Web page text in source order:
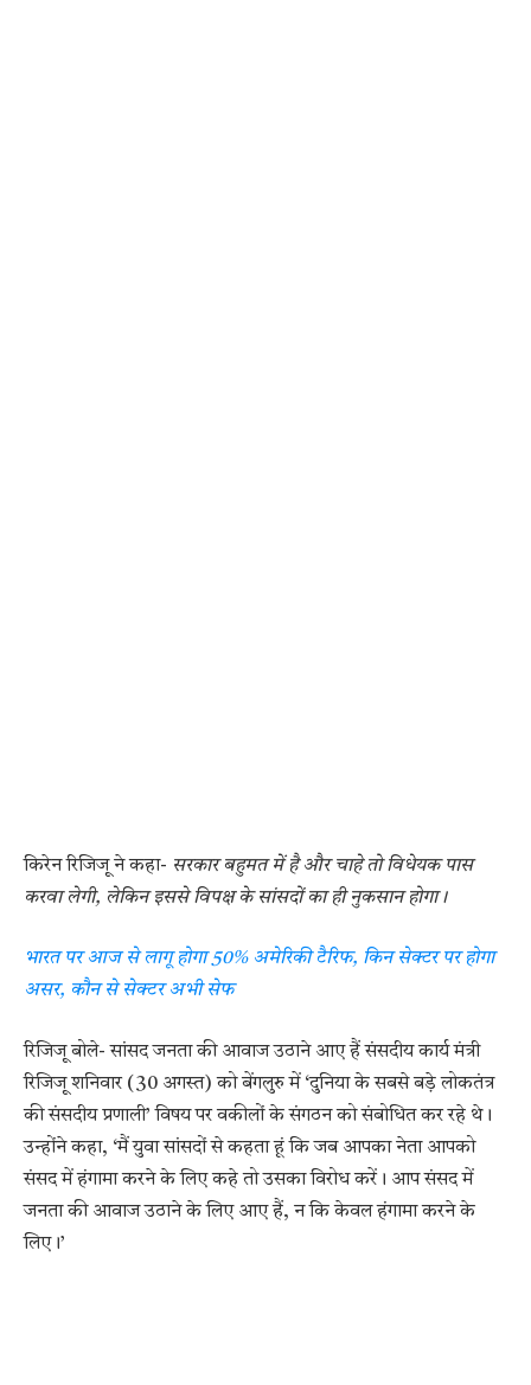
किरेन रिजिजू ने कहा- सरकार बहुमत में है और चाहे तो विधेयक पास
करवा लेगी, लेकिन इससे विपक्ष के सांसदों का ही नुकसान होगा।
भारत पर आज से लागू होगा 50% अमेरिकी टैरिफ, किन सेक्टर पर होगा
असर, कौन से सेक्‍टर अभी सेफ
रिजिजू बोले- सांसद जनता की आवाज उठाने आए हैंसंसदीय कार्य मंत्री
रिजिजू शनिवार (30 अगस्त) को बेंगलुरु में ‘दुनिया के सबसे बड़े लोकतंत्र
की संसदीय प्रणाली’ विषय पर वकीलों के संगठन को संबोधित कर रहे थे।
उन्होंने कहा, ‘मैं युवा सांसदों से कहता हूं कि जब आपका नेता आपको
संसद में हंगामा करने के लिए कहे तो उसका विरोध करें। आप संसद में
जनता की आवाज उठाने के लिए आए हैं, न कि केवल हंगामा करने के
लिए।’